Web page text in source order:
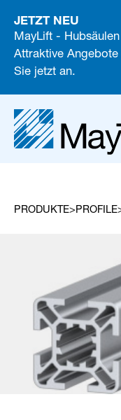
JETZT NEU
MayLift -
Attraktive
Sie jetzt an.
PRODUKTE PROFILE